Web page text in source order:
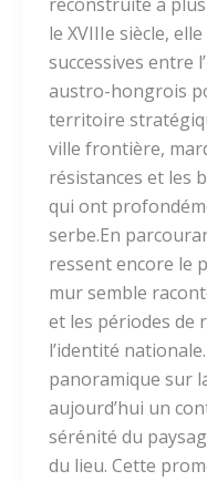
le XVIIIe siècle,
successives entre
austro-hongrois
territoire
ville frontière,
résistances et les
qui ont
serbe.En
ressent encore le
mur semble
et les périodes de
l’identité
panoramique sur
aujourd’hui un
sérénité du
du lieu. Cette